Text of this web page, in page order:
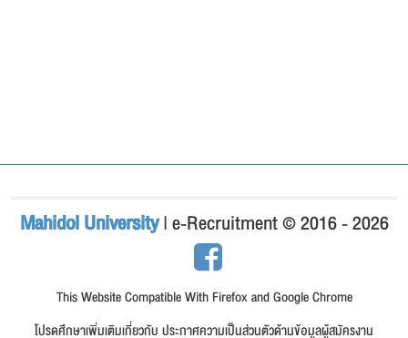
Mahidol University| e-Recruitment © 2016 - 2026
This Website Compatible With Firefox and Google Chrome
โปรดศึกษาเพิ่มเติมเกี่ยวกับ ประกาศความเป็นส่วนตัวด้านข้อมูลผู้สมัครงาน